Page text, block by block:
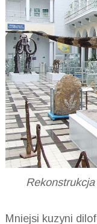
Mniejsi kuzyni